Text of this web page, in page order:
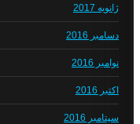
ژانویه 2017
دسامبر 2016
نوامبر 2016
اکتبر 2016
سپتامبر 2016